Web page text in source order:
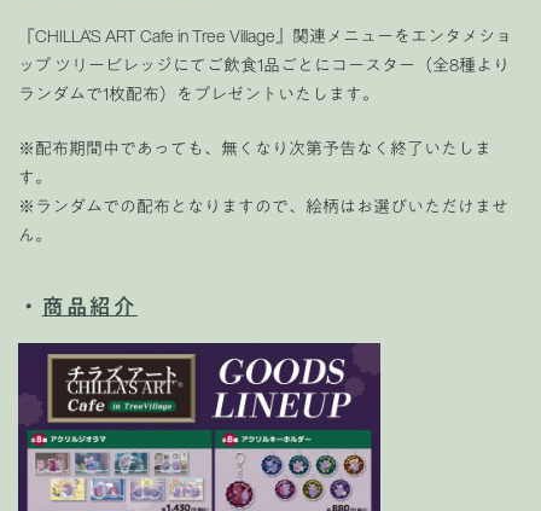
『CHILLA’S ART Cafe in Tree Village』関連メニューをエンタメショ
ップ ツリービレッジにてご飲食1品ごとにコースター（全8種より
ランダムで1枚配布）をプレゼントいたします。
※配布期間中であっても、無くなり次第予告なく終了いたしま
す。
※ランダムでの配布となりますので、絵柄はお選びいただけませ
ん。
・ 商品紹介